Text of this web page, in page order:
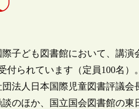
子ども図書館において、講
付られています（定員100名
法人日本国際児童図書評議
のほか、国立国会図書館の